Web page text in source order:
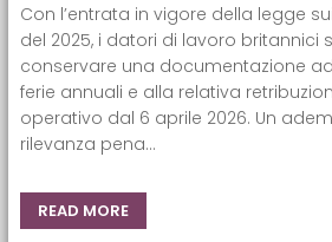
Con l’entrata in vigore della legge
del 2025, i datori di lavoro britannici
conservare una documentazione
ferie annuali e alla relativa
operativo dal 6 aprile 2026. Un
rilevanza pena...
READ MORE